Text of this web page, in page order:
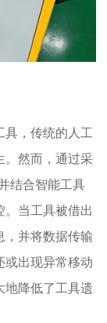
具，传统的人工
。然而，通过采
结合智能工具
。当工具被借出
，并将数据传输
或出现异常移动
地降低了工具遗